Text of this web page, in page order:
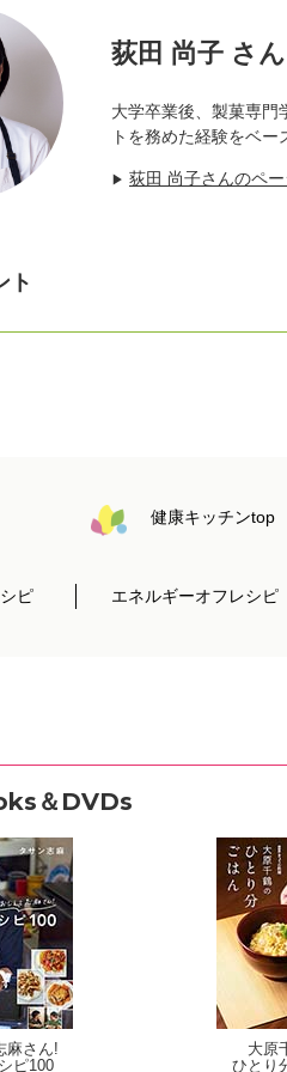
荻田 尚子 さん
大学卒業後、製菓専門
トを務めた経験をベ
▶ 荻田 尚子さんのペ
ト
健康キッチンtop
ピ エネルギーオフレシピ
＆DVDs
麻さん!
ピ100
大原
ひとり